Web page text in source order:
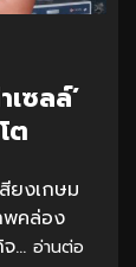
ซลล์’
ต
ยงเกษม
พคล่อง
... อ่านต่อ